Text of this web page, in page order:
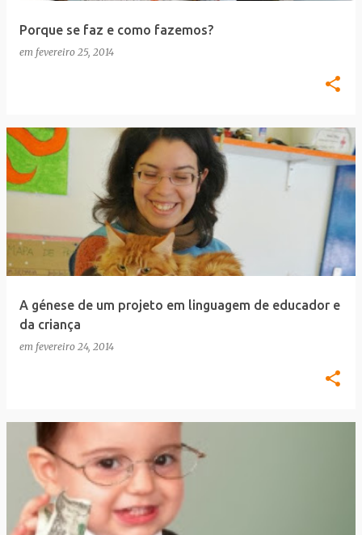
Porque se faz e como fazemos?
em fevereiro 25, 2014
A génese de um projeto em linguagem de educador e
da criança
em fevereiro 24, 2014